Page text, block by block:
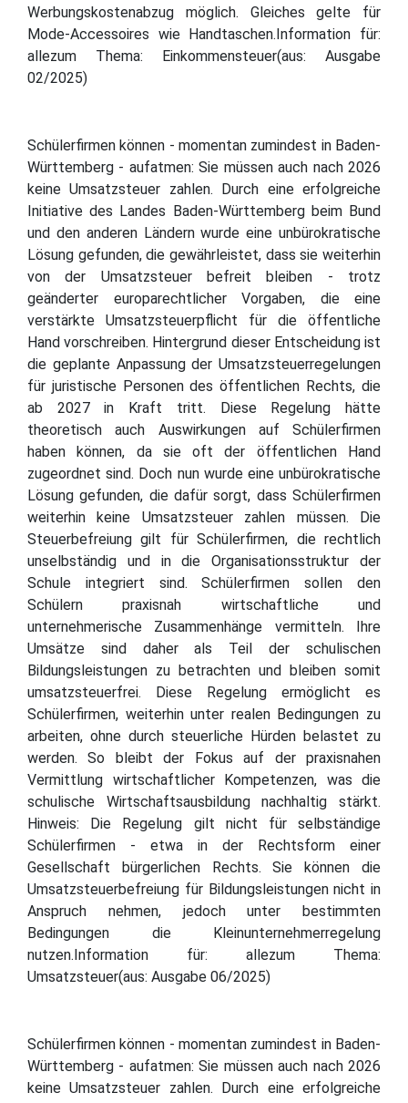
Werbungskostenabzug möglich. Gleiches gelte für
Mode-Accessoires wie Handtaschen.Information für:
allezum Thema: Einkommensteuer(aus: Ausgabe
02/2025)
Schülerfirmen können - momentan zumindest in Baden-
Württemberg - aufatmen: Sie müssen auch nach 2026
keine Umsatzsteuer zahlen. Durch eine erfolgreiche
Initiative des Landes Baden-Württemberg beim Bund
und den anderen Ländern wurde eine unbürokratische
Lösung gefunden, die gewährleistet, dass sie weiterhin
von der Umsatzsteuer befreit bleiben - trotz
geänderter europarechtlicher Vorgaben, die eine
verstärkte Umsatzsteuerpflicht für die öffentliche
Hand vorschreiben. Hintergrund dieser Entscheidung ist
die geplante Anpassung der Umsatzsteuerregelungen
für juristische Personen des öffentlichen Rechts, die
ab 2027 in Kraft tritt. Diese Regelung hätte
theoretisch auch Auswirkungen auf Schülerfirmen
haben können, da sie oft der öffentlichen Hand
zugeordnet sind. Doch nun wurde eine unbürokratische
Lösung gefunden, die dafür sorgt, dass Schülerfirmen
weiterhin keine Umsatzsteuer zahlen müssen. Die
Steuerbefreiung gilt für Schülerfirmen, die rechtlich
unselbständig und in die Organisationsstruktur der
Schule integriert sind. Schülerfirmen sollen den
Schülern praxisnah wirtschaftliche und
unternehmerische Zusammenhänge vermitteln. Ihre
Umsätze sind daher als Teil der schulischen
Bildungsleistungen zu betrachten und bleiben somit
umsatzsteuerfrei. Diese Regelung ermöglicht es
Schülerfirmen, weiterhin unter realen Bedingungen zu
arbeiten, ohne durch steuerliche Hürden belastet zu
werden. So bleibt der Fokus auf der praxisnahen
Vermittlung wirtschaftlicher Kompetenzen, was die
schulische Wirtschaftsausbildung nachhaltig stärkt.
Hinweis: Die Regelung gilt nicht für selbständige
Schülerfirmen - etwa in der Rechtsform einer
Gesellschaft bürgerlichen Rechts. Sie können die
Umsatzsteuerbefreiung für Bildungsleistungen nicht in
Anspruch nehmen, jedoch unter bestimmten
Bedingungen die Kleinunternehmerregelung
nutzen.Information für: allezum Thema:
Umsatzsteuer(aus: Ausgabe 06/2025)
Schülerfirmen können - momentan zumindest in Baden-
Württemberg - aufatmen: Sie müssen auch nach 2026
keine Umsatzsteuer zahlen. Durch eine erfolgreiche